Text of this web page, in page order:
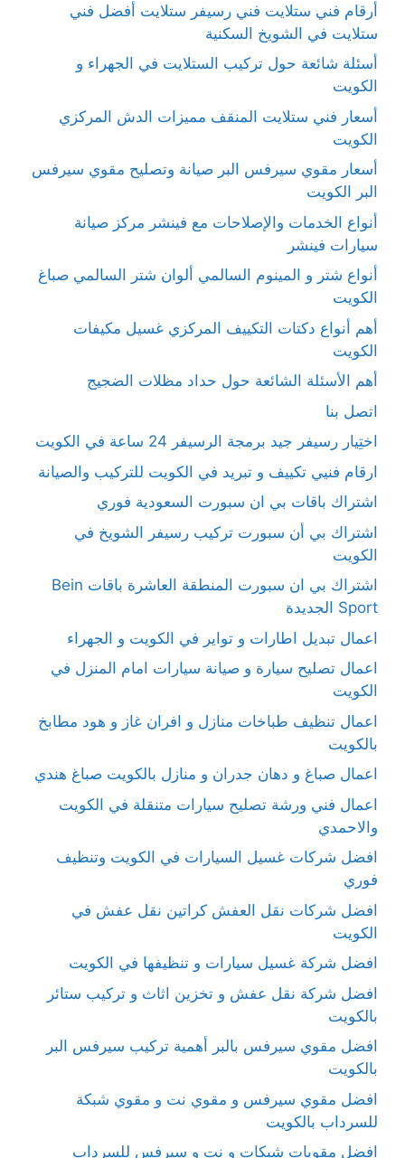
أرقام فني ستلايت فني رسيفر ستلايت أفضل فني
ستلايت في الشويخ السكنية
أسئلة شائعة حول تركيب الستلايت في الجهراء و
الكويت
أسعار فني ستلايت المنقف مميزات الدش المركزي
الكويت
أسعار مقوي سيرفس البر صيانة وتصليح مقوي سيرفس
البر الكويت
أنواع الخدمات والإصلاحات مع فينشر مركز صيانة
سيارات فينشر
أنواع شتر و المينوم السالمي ألوان شتر السالمي صباغ
الكويت
أهم أنواع دكتات التكييف المركزي غسيل مكيفات
الكويت
أهم الأسئلة الشائعة حول حداد مظلات الضجيج
اتصل بنا
اختِيار رسيفر جيد برمجة الرسيفر 24 ساعة في الكويت
ارقام فنيي تكييف و تبريد في الكويت للتركيب والصيانة
اشتراك باقات بي ان سبورت السعودية فوري
اشتراك بي أن سبورت تركيب رسيفر الشويخ في
الكويت
اشتراك بي ان سبورت المنطقة العاشرة باقات Bein
Sport الجديدة
اعمال تبديل اطارات و تواير في الكويت و الجهراء
اعمال تصليح سيارة و صيانة سيارات امام المنزل في
الكويت
اعمال تنظيف طباخات منازل و افران غاز و هود مطابخ
بالكويت
اعمال صباغ و دهان جدران و منازل بالكويت صباغ هندي
اعمال فني ورشة تصليح سيارات متنقلة في الكويت
والاحمدي
افضل شركات غسيل السيارات في الكويت وتنظيف
فوري
افضل شركات نقل العفش كراتين نقل عفش في
الكويت
افضل شركة غسيل سيارات و تنظيفها في الكويت
افضل شركة نقل عفش و تخزين اثاث و تركيب ستائر
بالكويت
افضل مقوي سيرفس بالبر أهمية تركيب سيرفس البر
بالكويت
افضل مقوي سيرفس و مقوي نت و مقوي شبكة
للسرداب بالكويت
افضل مقويات شبكات و نت و سيرفس للسرداب